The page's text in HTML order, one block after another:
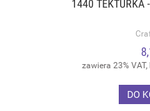
1440 TEKTURKA
zawiera 23%
DO